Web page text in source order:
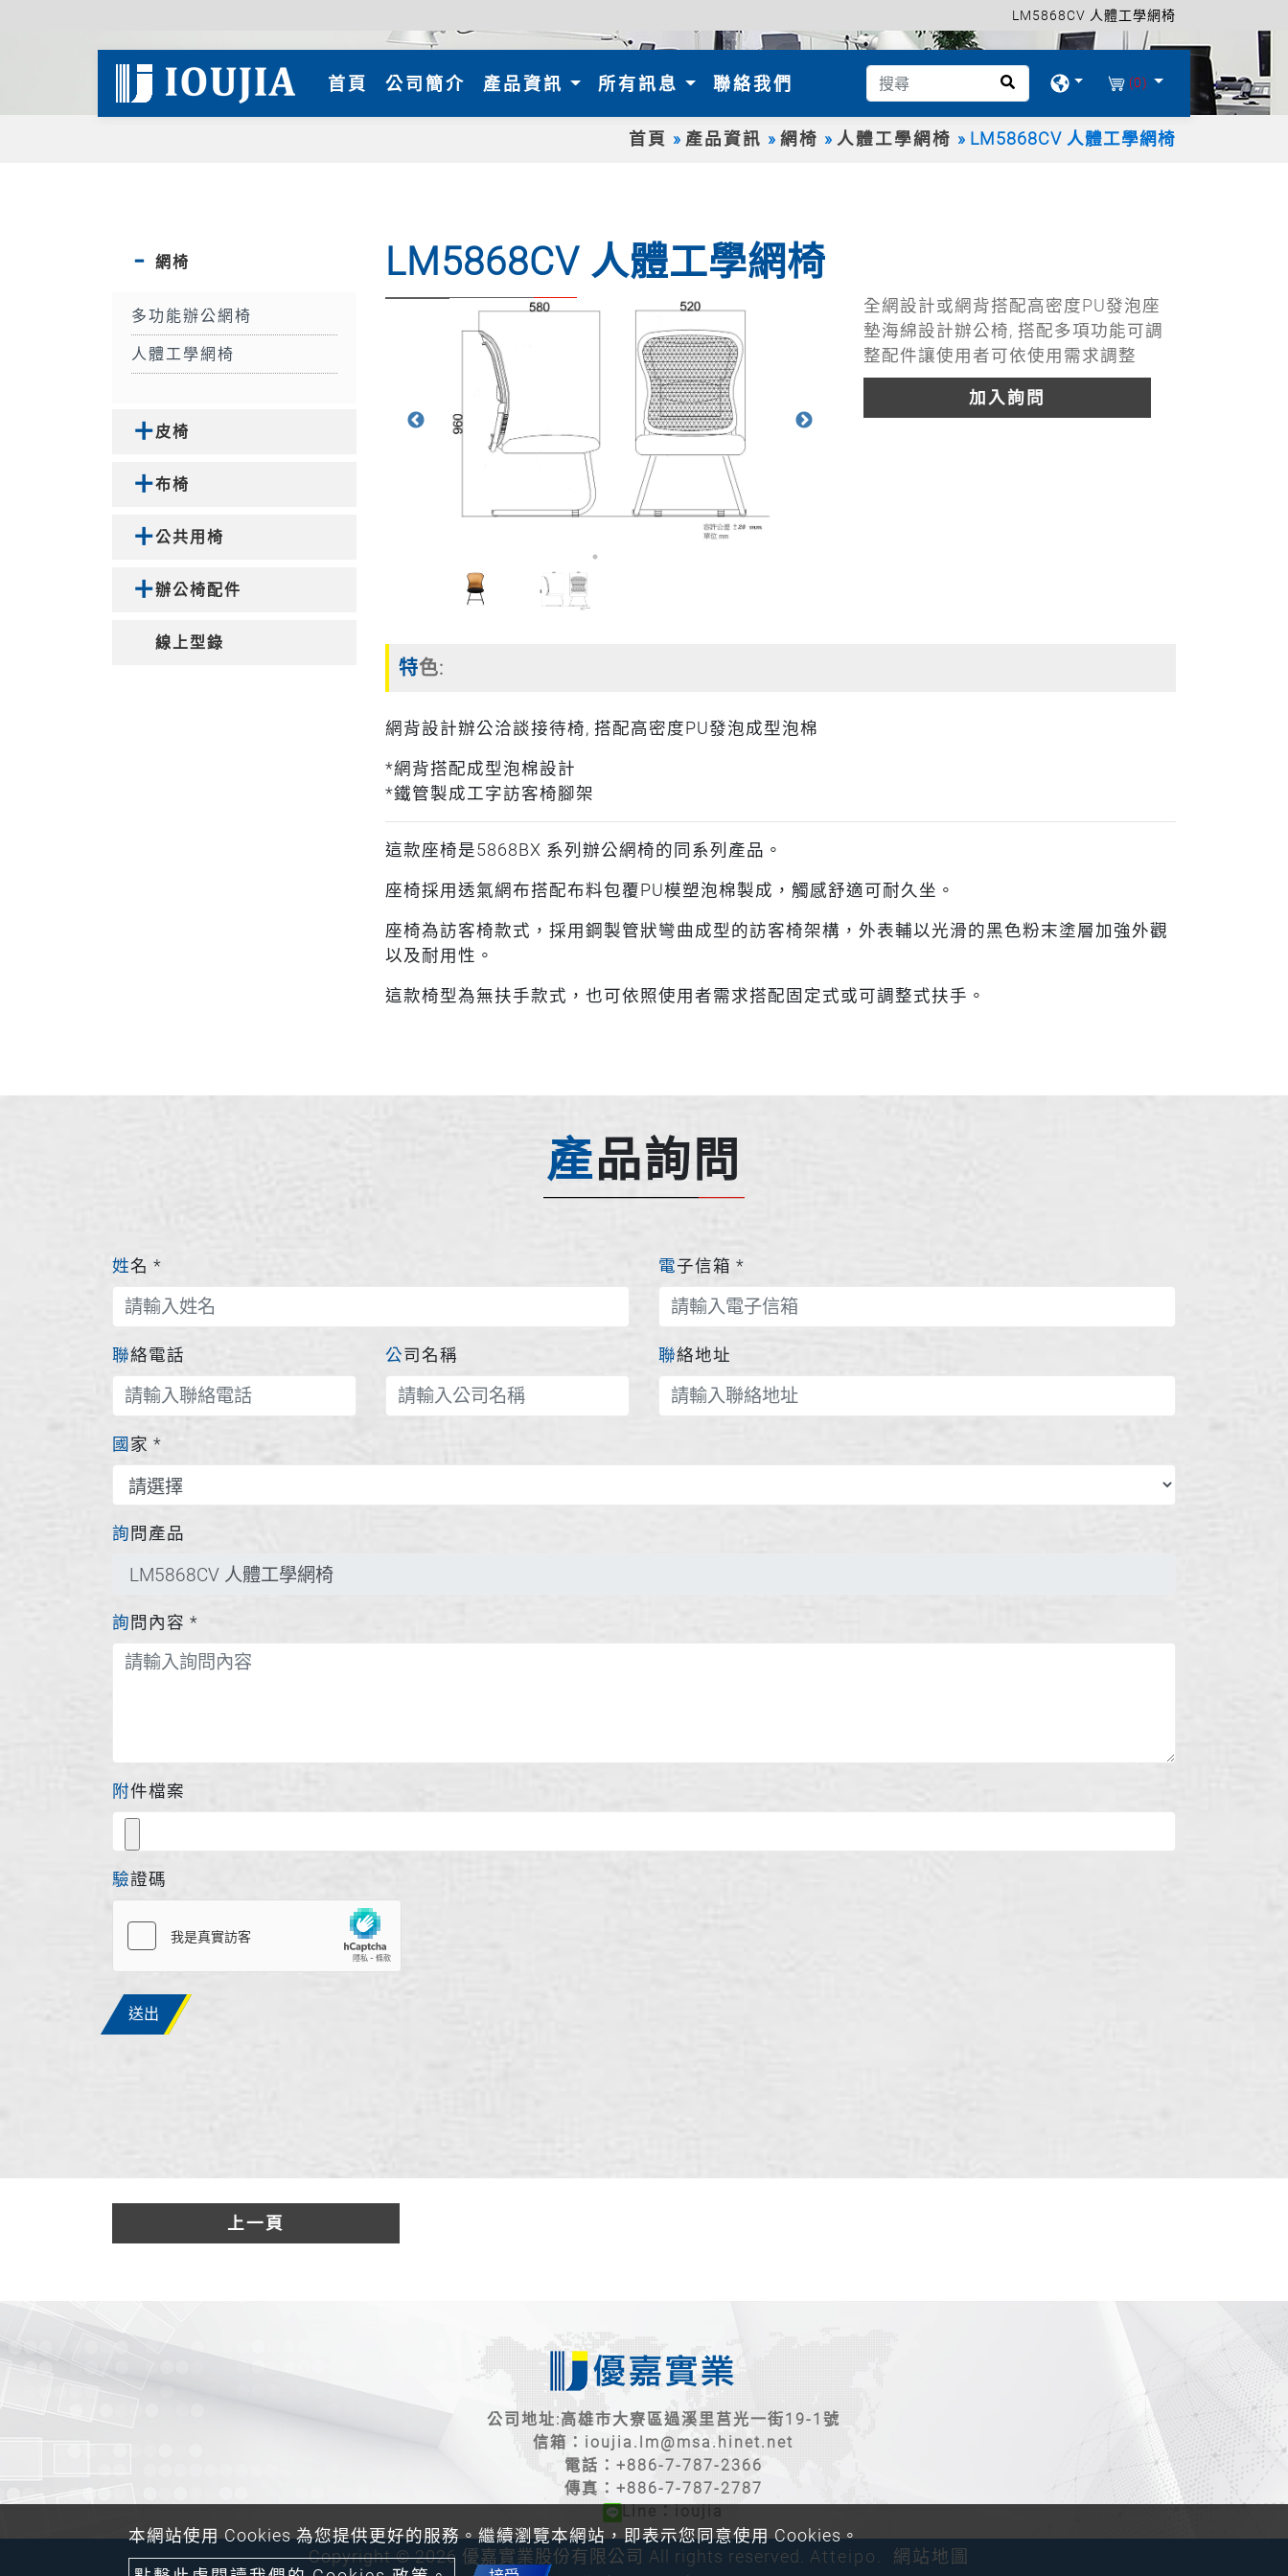
LM5868CV 人體工學網椅
首頁 (current)
公司簡介 產品資訊 所有訊息 聯絡我們 (0)
首頁 產品資訊 網椅 人體工學網椅 LM5868CV 人體工學網椅
網椅
多功能辦公網椅
人體工學網椅
皮椅
布椅
公共用椅
辦公椅配件
線上型錄
LM5868CV 人體工學網椅
全網設計或網背搭配高密度PU發泡座
墊海綿設計辦公椅, 搭配多項功能可調
整配件讓使用者可依使用需求調整
加入詢問
特色:
網背設計辦公洽談接待椅, 搭配高密度PU發泡成型泡棉
*網背搭配成型泡棉設計
*鐵管製成工字訪客椅腳架
這款座椅是5868BX 系列辦公網椅的同系列產品。
座椅採用透氣網布搭配布料包覆PU模塑泡棉製成，觸感舒適可耐久坐。
座椅為訪客椅款式，採用鋼製管狀彎曲成型的訪客椅架構，外表輔以光滑的黑色粉末塗層加強外觀
以及耐用性。
這款椅型為無扶手款式，也可依照使用者需求搭配固定式或可調整式扶手。
產品詢問
姓名 * 電子信箱 *
聯絡電話 公司名稱 聯絡地址
國家 *
詢問產品
詢問內容 *
附件檔案
驗證碼
送出
上一頁
本網站使用 Cookies 為您提供更好的服務。繼續瀏覽本網站，即表示您同意使用 Cookies。
公司地址:高雄市大寮區過溪里莒光一街19-1號
信箱： ioujia.lm@msa.hinet.net
電話： +886-7-787-2366
傳真：+886-7-787-2787
Copyright © 2026 優嘉實業股份有限公司 All rights reserved. Atteipo.
網站地圖